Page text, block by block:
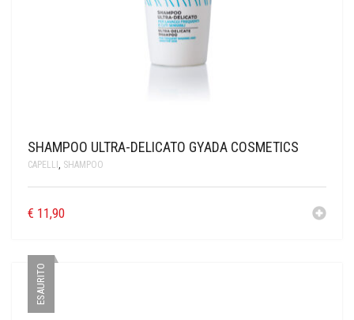
SHAMPOO ULTRA-DELICATO GYADA COSMETICS
CAPELLI , SHAMPOO
€ 11,90
ESAURITO